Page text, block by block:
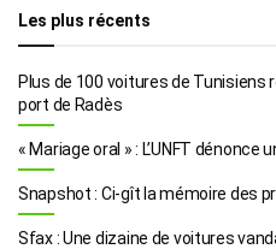
Les plus récents
Plus de 100 voitures de Tunisiens
port de Radès
« Mariage oral » : L’UNFT dénonce
Snapshot : Ci-gît la mémoire des
Sfax : Une dizaine de voitures